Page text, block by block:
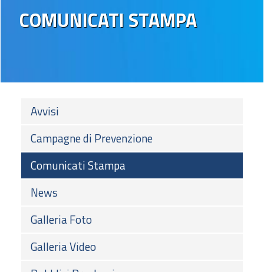
COMUNICATI STAMPA
Avvisi
Campagne di Prevenzione
Comunicati Stampa
News
Galleria Foto
Galleria Video